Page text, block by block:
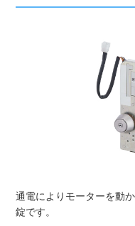
通電によりモーターを動
錠です。